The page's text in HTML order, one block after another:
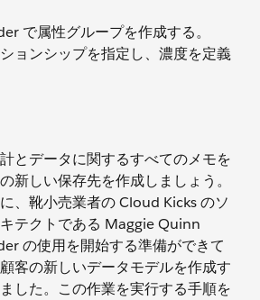
で属性グループを作成する。
ョンシップを指定し、濃度を定義
とデータに関するすべてのメモを
新しい保存先を作成しましょう。
、靴小売業者の Cloud Kicks のソ
テクトである Maggie Quinn
の使用を開始する準備ができて
客の新しいデータモデルを作成す
した。この作業を実行する手順を